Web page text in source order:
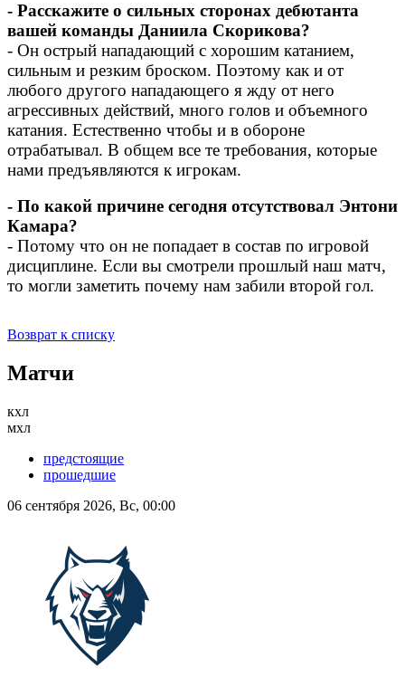
- Расскажите о сильных сторонах дебютанта
вашей команды Даниила Скорикова?
- Он острый нападающий с хорошим катанием,
сильным и резким броском. Поэтому как и от
любого другого нападающего я жду от него
агрессивных действий, много голов и объемного
катания. Естественно чтобы и в обороне
отрабатывал. В общем все те требования, которые
нами предъявляются к игрокам.
- По какой причине сегодня отсутствовал Энтони
Камара?
- Потому что он не попадает в состав по игровой
дисциплине. Если вы смотрели прошлый наш матч,
то могли заметить почему нам забили второй гол.
Возврат к списку
Матчи
кхл
мхл
предстоящие
прошедшие
06 сентября 2026, Вс, 00:00